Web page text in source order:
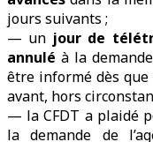
jours suivants ;
— un jour de
annulé à la
être informé dès
avant, hors
— la CFDT a plaidé
la demande de